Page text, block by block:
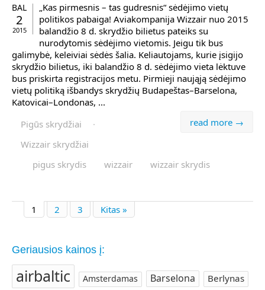
BAL
2
2015
„Kas pirmesnis – tas gudresnis“ sėdėjimo vietų
politikos pabaiga! Aviakompanija Wizzair nuo 2015
balandžio 8 d. skrydžio bilietus pateiks su
nurodytomis sėdėjimo vietomis. Jeigu tik bus
galimybė, keleiviai sėdės šalia. Keliautojams, kurie įsigijo
skrydžio bilietus, iki balandžio 8 d. sėdėjimo vieta lėktuve
bus priskirta registracijos metu. Pirmieji naująją sėdėjimo
vietų politiką išbandys skrydžių Budapeštas–Barselona,
Katovicai–Londonas, ...
read more →
Pigūs skrydžiai
·
Wizzair skrydžiai
pigus skrydis
wizzair wizzair skrydis
1 2 3 Kitas »
Geriausios kainos į:
airbaltic Amsterdamas Barselona Berlynas